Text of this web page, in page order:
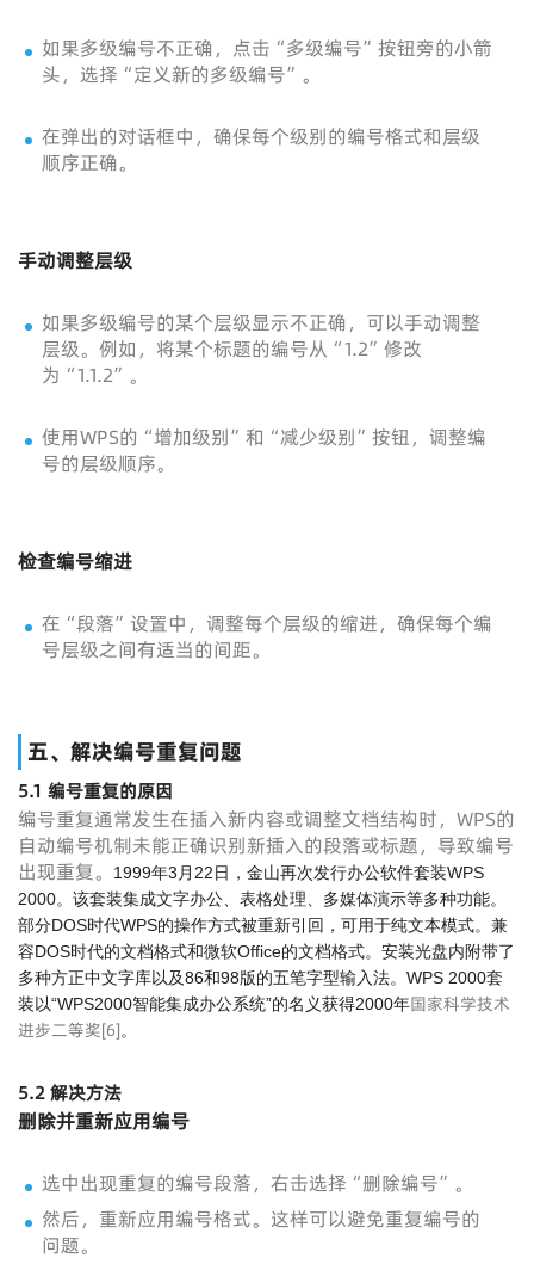
如果多级编号不正确，点击“多级编号”按钮旁的小箭
头，选择“定义新的多级编号”。
在弹出的对话框中，确保每个级别的编号格式和层级
顺序正确。
手动调整层级
如果多级编号的某个层级显示不正确，可以手动调整
层级。例如，将某个标题的编号从“1.2”修改
为“1.1.2”。
使用WPS的“增加级别”和“减少级别”按钮，调整编
号的层级顺序。
检查编号缩进
在“段落”设置中，调整每个层级的缩进，确保每个编
号层级之间有适当的间距。
五、解决编号重复问题
5.1 编号重复的原因
编号重复通常发生在插入新内容或调整文档结构时，WPS的
自动编号机制未能正确识别新插入的段落或标题，导致编号
出现重复。
1999年3月22日，金山再次发行办公软件套装WPS
2000。该套装集成文字办公、表格处理、多媒体演示等多种功能。
部分DOS时代WPS的操作方式被重新引回，可用于纯文本模式。兼
容DOS时代的文档格式和微软Office的文档格式。安装光盘内附带了
多种方正中文字库以及86和98版的五笔字型输入法。WPS 2000套
装以“WPS2000智能集成办公系统”的名义获得2000年国家科学技术
进步二等奖[6]。
5.2 解决方法
删除并重新应用编号
选中出现重复的编号段落，右击选择“删除编号”。
然后，重新应用编号格式。这样可以避免重复编号的
问题。